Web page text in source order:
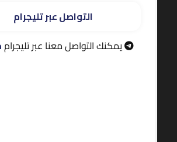
التواصل عبر تليجرام
يمكنك التواصل معنا عبر تليجرام